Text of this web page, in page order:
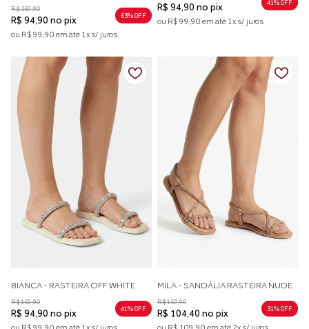
R$ 269,90
R$ 94,90 no pix 63% 0FF
ou R$ 99,90 em até 1x s/ juros
R$ 94,90 no pix 41% 0FF
ou R$ 99,90 em até 1x s/ juros
BIANCA - RASTEIRA OFF WHITE
R$ 169,90
R$ 94,90 no pix 41% 0FF
MILA - SANDÁLIA RASTEIRA NUDE
R$ 159,90
R$ 104,40 no pix 31% 0FF